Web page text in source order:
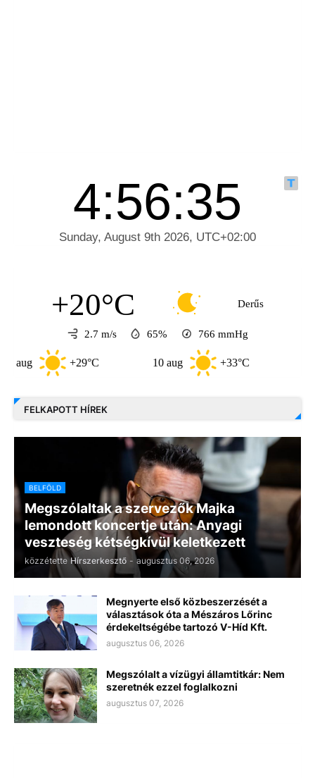
+20°C Derűs
2.7 m/s 65% 766 mmHg
+29°C +33°C
FELKAPOTT HÍREK
BELFÖLD
Megszólaltak a szervezők Majka
lemondott koncertje után: Anyagi
veszteség kétségkívül keletkezett
közzétette Hírszerkesztő - augusztus 06, 2026
Megnyerte első közbeszerzését a
választások óta a Mészáros Lőrinc
érdekeltségébe tartozó V-Híd Kft.
augusztus 06, 2026
Megszólalt a vízügyi államtitkár: Nem
szeretnék ezzel foglalkozni
augusztus 07, 2026